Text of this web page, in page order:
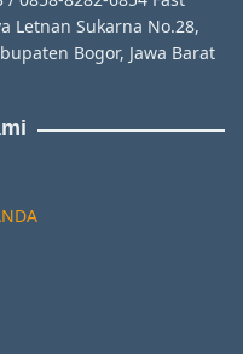
Letnan Sukarna No.28,
Bogor, Jawa Barat